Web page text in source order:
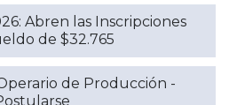
Abren las Inscripciones
de $32.765
de Producción -